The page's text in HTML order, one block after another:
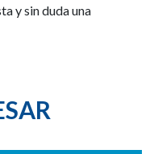
y sin duda una